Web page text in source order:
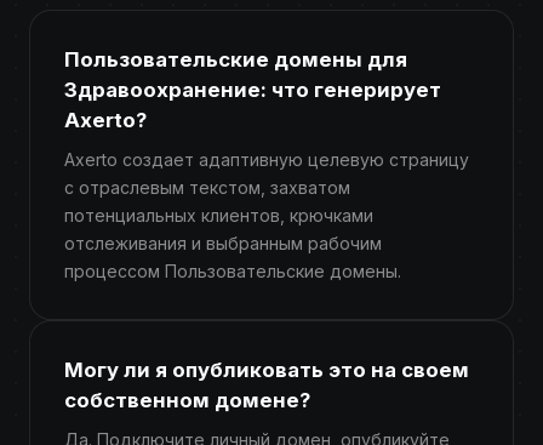
Пользовательские домены для
Здравоохранение: что генерирует
Axerto?
Axerto создает адаптивную целевую страницу
с отраслевым текстом, захватом
потенциальных клиентов, крючками
отслеживания и выбранным рабочим
процессом Пользовательские домены.
Могу ли я опубликовать это на своем
собственном домене?
Да. Подключите личный домен, опубликуйте